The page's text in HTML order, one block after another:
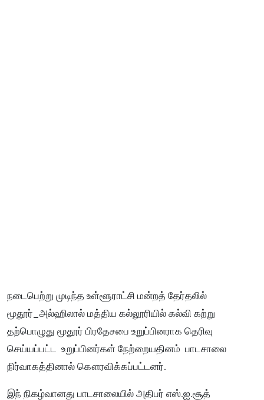
நடைபெற்று முடிந்த உள்ளூராட்சி மன்றத் தேர்தலில்
மூதூர்_அல்ஹிலால் மத்திய கல்லூரியில் கல்வி கற்று
தற்பொழுது மூதூர் பிரதேசபை உறுப்பினராக தெரிவு
செய்யப்பட்ட உறுப்பினர்கள் நேற்றையதினம் பாடசாலை
நிர்வாகத்தினால் கௌரவிக்கப்பட்டனர்.
இந் நிகழ்வானது பாடசாலையில் அதிபர் எஸ்.ஐ.சூத்